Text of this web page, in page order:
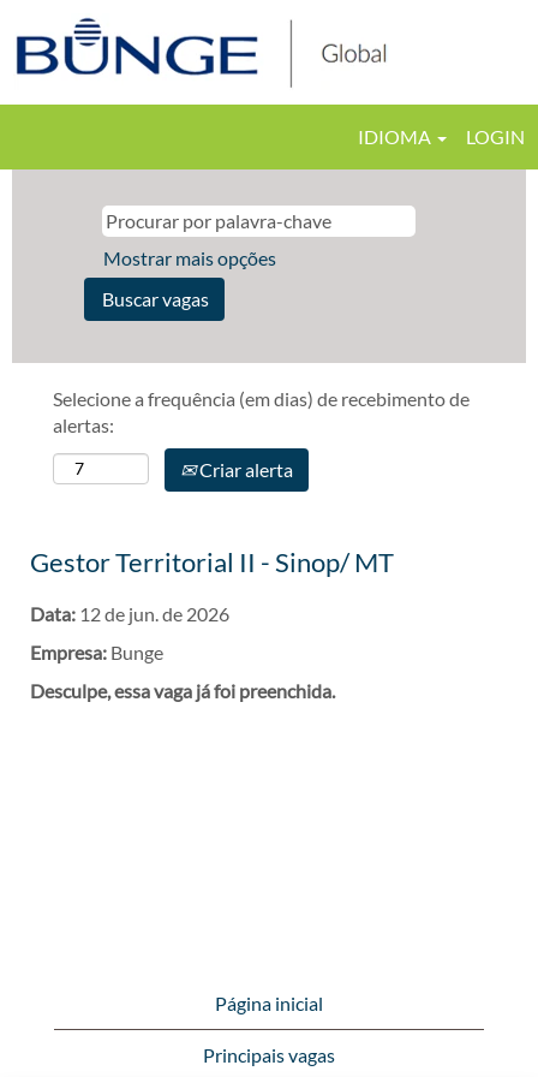
IDIOMA LOGIN
Mostrar mais opções
Selecione a frequência (em dias) de recebimento de
alertas:
Criar alerta
Gestor Territorial II - Sinop/ MT
Data: 12 de jun. de 2026
Empresa: Bunge
Desculpe, essa vaga já foi preenchida.
Página inicial
Principais vagas